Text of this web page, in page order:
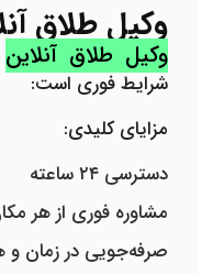
وکیل طلاق
وکیل طلاق آنلاین
شرایط فوری است:
مزایای کلیدی:
دسترسی ۲۴ ساعته
مشاوره فوری از هر
صرفه‌جویی در زمان و